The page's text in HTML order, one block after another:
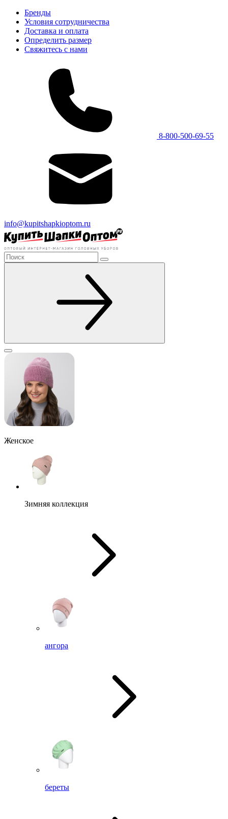
Бренды
Условия сотрудничества
Доставка и оплата
Определить размер
Свяжитесь с нами
8-800-500-69-55
info@kupitshapkioptom.ru
Женское
Зимняя коллекция
ангора
береты